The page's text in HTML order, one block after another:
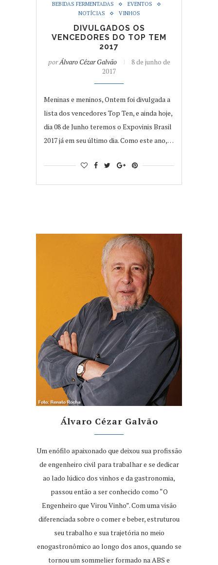
BEBIDAS FERMENTADAS
EVENTOS
NOTÍCIAS
VINHOS
DIVULGADOS OS
VENCEDORES DO TOP TEM
2017
porÁlvaro Cézar Galvão
8 de junho de
2017
Meninas e meninos, Ontem foi divulgada a
lista dos vencedores Top Ten, e ainda hoje,
dia 08 de Junho teremos o Expovinis Brasil
2017 já em seu último dia. Como este ano,…
Álvaro Cézar Galvão
Um enófilo apaixonado que deixou sua profissão
de engenheiro civil para trabalhar e se dedicar
ao lado lúdico dos vinhos e da gastronomia,
passou então a ser conhecido como “O
Engenheiro que Virou Vinho”. Com uma visão
diferenciada sobre o comer e beber, estruturou
seu trabalho e sua trajetória no meio
enogastronômico ao longo dos anos, quando se
tornou um sommelier formado na ABS e